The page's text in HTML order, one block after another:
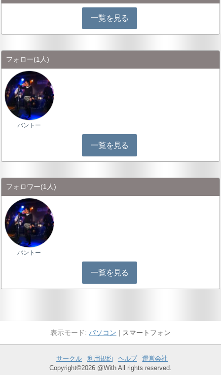
一覧を見る
フォロー(1人)
バントー
一覧を見る
フォロワー(1人)
バントー
一覧を見る
パソコン スマートフォン
サークル 利用規約 ヘルプ
運営会社
Copyright©2026 @With All rights reserved.